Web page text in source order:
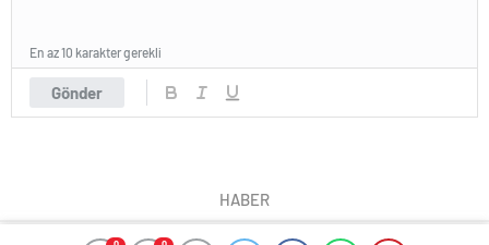
Gönder
En az 10 karakter gerekli
HABER